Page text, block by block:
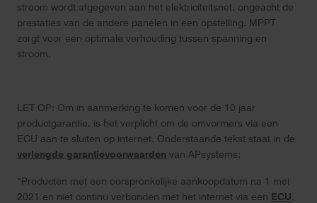
stroom wordt afgegeven aan het elektriciteitsnet, ongeacht de
prestaties van de andere panelen in een opstelling. MPPT
zorgt voor een optimale verhouding tussen spanning en
stroom.
LET OP: Om in aanmerking te komen voor de 10 jaar
productgarantie, is het verplicht om de omvormers via een
ECU aan te sluiten op internet. Onderstaande tekst staat in de
verlengde garantievoorwaarden van APsystems:
“Producten met een oorspronkelijke aankoopdatum na 1 mei
2021 en niet continu verbonden met het internet via een ECU,